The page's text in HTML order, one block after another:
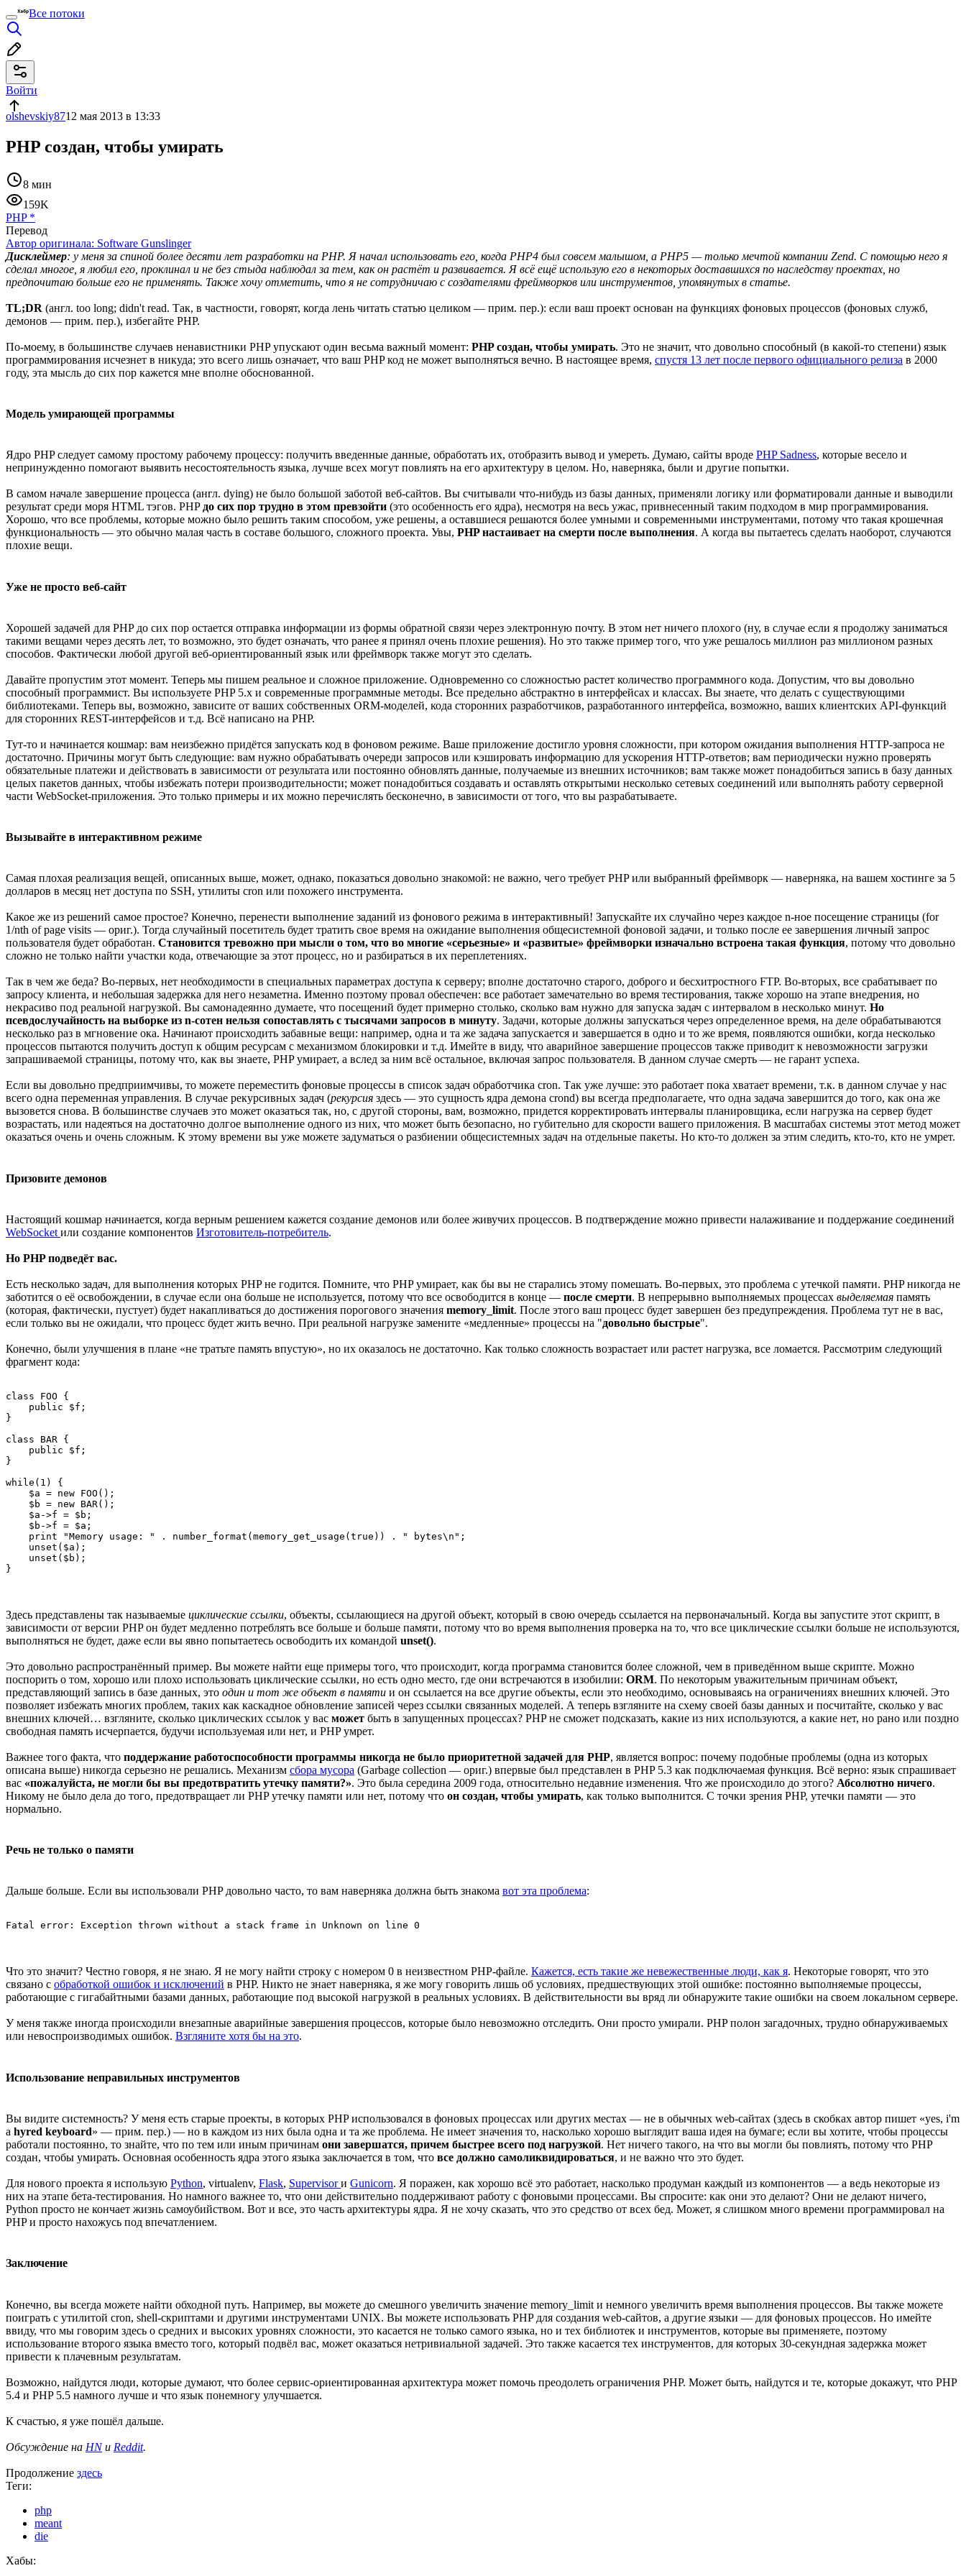
Все потоки
Войти
olshevskiy8712 мая 2013 в 13:33
PHP создан, чтобы умирать
8 мин
159K
PHP*
Перевод
Автор оригинала: Software Gunslinger
Дисклеймер: у меня за спиной более десяти лет разработки на PHP. Я начал использовать его, когда PHP4 был совсем малышом, а PHP5 — только мечтой компании Zend. С помощью него я
сделал многое, я любил его, проклинал и не без стыда наблюдал за тем, как он растёт и развивается. Я всё ещё использую его в некоторых доставшихся по наследству проектах, но
предпочитаю больше его не применять. Также хочу отметить, что я не сотрудничаю с создателями фреймворков или инструментов, упомянутых в статье.
TL;DR (англ. too long; didn't read. Так, в частности, говорят, когда лень читать статью целиком — прим. пер.): если ваш проект основан на функциях фоновых процессов (фоновых служб,
демонов — прим. пер.), избегайте PHP.
По-моему, в большинстве случаев ненавистники PHP упускают один весьма важный момент: PHP создан, чтобы умирать. Это не значит, что довольно способный (в какой-то степени) язык
программирования исчезнет в никуда; это всего лишь означает, что ваш PHP код не может выполняться вечно. В настоящее время, спустя 13 лет после первого официального релиза в 2000
году, эта мысль до сих пор кажется мне вполне обоснованной.
Модель умирающей программы
Ядро PHP следует самому простому рабочему процессу: получить введенные данные, обработать их, отобразить вывод и умереть. Думаю, сайты вроде PHP Sadness, которые весело и
непринужденно помогают выявить несостоятельность языка, лучше всех могут повлиять на его архитектуру в целом. Но, наверняка, были и другие попытки.
В самом начале завершение процесса (англ. dying) не было большой заботой веб-сайтов. Вы считывали что-нибудь из базы данных, применяли логику или форматировали данные и выводили
результат среди моря HTML тэгов. PHP до сих пор трудно в этом превзойти (это особенность его ядра), несмотря на весь ужас, привнесенный таким подходом в мир программирования.
Хорошо, что все проблемы, которые можно было решить таким способом, уже решены, а оставшиеся решаются более умными и современными инструментами, потому что такая крошечная
функциональность — это обычно малая часть в составе большого, сложного проекта. Увы, PHP настаивает на смерти после выполнения. А когда вы пытаетесь сделать наоборот, случаются
плохие вещи.
Уже не просто веб-сайт
Хорошей задачей для PHP до сих пор остается отправка информации из формы обратной связи через электронную почту. В этом нет ничего плохого (ну, в случае если я продолжу заниматься
такими вещами через десять лет, то возможно, это будет означать, что ранее я принял очень плохие решения). Но это также пример того, что уже решалось миллион раз миллионом разных
способов. Фактически любой другой веб-ориентированный язык или фреймворк также могут это сделать.
Давайте пропустим этот момент. Теперь мы пишем реальное и сложное приложение. Одновременно со сложностью растет количество программного кода. Допустим, что вы довольно
способный программист. Вы используете PHP 5.x и современные программные методы. Все предельно абстрактно в интерфейсах и классах. Вы знаете, что делать с существующими
библиотеками. Теперь вы, возможно, зависите от ваших собственных ORM-моделей, кода сторонних разработчиков, разработанного интерфейса, возможно, ваших клиентских API-функций
для сторонних REST-интерфейсов и т.д. Всё написано на PHP.
Тут-то и начинается кошмар: вам неизбежно придётся запускать код в фоновом режиме. Ваше приложение достигло уровня сложности, при котором ожидания выполнения HTTP-запроса не
достаточно. Причины могут быть следующие: вам нужно обрабатывать очереди запросов или кэшировать информацию для ускорения HTTP-ответов; вам периодически нужно проверять
обязательные платежи и действовать в зависимости от результата или постоянно обновлять данные, получаемые из внешних источников; вам также может понадобиться запись в базу данных
целых пакетов данных, чтобы избежать потери производительности; может понадобиться создавать и оставлять открытыми несколько сетевых соединений или выполнять работу серверной
части WebSocket-приложения. Это только примеры и их можно перечислять бесконечно, в зависимости от того, что вы разрабатываете.
Вызывайте в интерактивном режиме
Самая плохая реализация вещей, описанных выше, может, однако, показаться довольно знакомой: не важно, чего требует PHP или выбранный фреймворк — наверняка, на вашем хостинге за 5
долларов в месяц нет доступа по SSH, утилиты cron или похожего инструмента.
Какое же из решений самое простое? Конечно, перенести выполнение заданий из фонового режима в интерактивный! Запускайте их случайно через каждое n-ное посещение страницы (for
1/nth of page visits — ориг.). Тогда случайный посетитель будет тратить свое время на ожидание выполнения общесистемной фоновой задачи, и только после ее завершения личный запрос
пользователя будет обработан. Становится тревожно при мысли о том, что во многие «серьезные» и «развитые» фреймворки изначально встроена такая функция, потому что довольно
сложно не только найти участки кода, отвечающие за этот процесс, но и разбираться в их переплетениях.
Так в чем же беда? Во-первых, нет необходимости в специальных параметрах доступа к серверу; вполне достаточно старого, доброго и бесхитростного FTP. Во-вторых, все срабатывает по
запросу клиента, и небольшая задержка для него незаметна. Именно поэтому провал обеспечен: все работает замечательно во время тестирования, также хорошо на этапе внедрения, но
некрасиво под реальной нагрузкой. Вы самонадеянно думаете, что посещений будет примерно столько, сколько вам нужно для запуска задач с интервалом в несколько минут. Но
псевдослучайность на выборке из n-сотен нельзя сопоставлять с тысячами запросов в минуту. Задачи, которые должны запускаться через определенное время, на деле обрабатываются
несколько раз в мгновение ока. Начинают происходить забавные вещи: например, одна и та же задача запускается и завершается в одно и то же время, появляются ошибки, когда несколько
процессов пытаются получить доступ к общим ресурсам с механизмом блокировки и т.д. Имейте в виду, что аварийное завершение процессов также приводит к невозможности загрузки
запрашиваемой страницы, потому что, как вы знаете, PHP умирает, а вслед за ним всё остальное, включая запрос пользователя. В данном случае смерть — не гарант успеха.
Если вы довольно предприимчивы, то можете переместить фоновые процессы в список задач обработчика cron. Так уже лучше: это работает пока хватает времени, т.к. в данном случае у нас
всего одна переменная управления. В случае рекурсивных задач (рекурсия здесь — это сущность ядра демона crond) вы всегда предполагаете, что одна задача завершится до того, как она же
вызовется снова. В большинстве случаев это может оказаться так, но, с другой стороны, вам, возможно, придется корректировать интервалы планировщика, если нагрузка на сервер будет
возрастать, или надеяться на достаточно долгое выполнение одного из них, что может быть безопасно, но губительно для скорости вашего приложения. В масштабах системы этот метод может
оказаться очень и очень сложным. К этому времени вы уже можете задуматься о разбиении общесистемных задач на отдельные пакеты. Но кто-то должен за этим следить, кто-то, кто не умрет.
Призовите демонов
Настоящий кошмар начинается, когда верным решением кажется создание демонов или более живучих процессов. В подтверждение можно привести налаживание и поддержание соединений
WebSocket или создание компонентов Изготовитель-потребитель.
Но PHP подведёт вас.
Есть несколько задач, для выполнения которых PHP не годится. Помните, что PHP умирает, как бы вы не старались этому помешать. Во-первых, это проблема с утечкой памяти. PHP никогда не
заботится о её освобождении, в случае если она больше не используется, потому что все освободится в конце — после смерти. В непрерывно выполняемых процессах выделяемая память
(которая, фактически, пустует) будет накапливаться до достижения порогового значения memory_limit. После этого ваш процесс будет завершен без предупреждения. Проблема тут не в вас,
если только вы не ожидали, что процесс будет жить вечно. При реальной нагрузке замените «медленные» процессы на "довольно быстрые".
Конечно, были улучшения в плане «не тратьте память впустую», но их оказалось не достаточно. Как только сложность возрастает или растет нагрузка, все ломается. Рассмотрим следующий
фрагмент кода:
class FOO {
    public $f;
}
class BAR {
    public $f;
}
while(1) {
    $a = new FOO();
    $b = new BAR();
    $a->f = $b;
    $b->f = $a;
    print "Memory usage: " . number_format(memory_get_usage(true)) . " bytes\n";
    unset($a);
    unset($b);
Здесь представлены так называемые циклические ссылки, объекты, ссылающиеся на другой объект, который в свою очередь ссылается на первоначальный. Когда вы запустите этот скрипт, в
зависимости от версии PHP он будет медленно потреблять все больше и больше памяти, потому что во время выполнения проверка на то, что все циклические ссылки больше не используются,
выполняться не будет, даже если вы явно попытаетесь освободить их командой unset().
Это довольно распространённый пример. Вы можете найти еще примеры того, что происходит, когда программа становится более сложной, чем в приведённом выше скрипте. Можно
поспорить о том, хорошо или плохо использовать циклические ссылки, но есть одно место, где они встречаются в изобилии: ORM. По некоторым уважительным причинам объект,
представляющий запись в базе данных, это один и тот же объект в памяти и он ссылается на все другие объекты, если это необходимо, основываясь на ограничениях внешних ключей. Это
позволяет избежать многих проблем, таких как каскадное обновление записей через ссылки связанных моделей. А теперь взгляните на схему своей базы данных и посчитайте, сколько у вас
внешних ключей… взгляните, сколько циклических ссылок у вас может быть в запущенных процессах? PHP не сможет подсказать, какие из них используются, а какие нет, но рано или поздно
свободная память исчерпается, будучи используемая или нет, и PHP умрет.
Важнее того факта, что поддержание работоспособности программы никогда не было приоритетной задачей для PHP, является вопрос: почему подобные проблемы (одна из которых
описана выше) никогда серьезно не решались. Механизм сбора мусора (Garbage collection — ориг.) впервые был представлен в PHP 5.3 как подключаемая функция. Всё верно: язык спрашивает
вас «пожалуйста, не могли бы вы предотвратить утечку памяти?». Это была середина 2009 года, относительно недавние изменения. Что же происходило до этого? Абсолютно ничего.
Никому не было дела до того, предотвращает ли PHP утечку памяти или нет, потому что он создан, чтобы умирать, как только выполнится. С точки зрения PHP, утечки памяти — это
нормально.
Речь не только о памяти
Дальше больше. Если вы использовали PHP довольно часто, то вам наверняка должна быть знакома вот эта проблема:
Что это значит? Честно говоря, я не знаю. Я не могу найти строку с номером 0 в неизвестном PHP-файле. Кажется, есть такие же невежественные люди, как я. Некоторые говорят, что это
связано с обработкой ошибок и исключений в PHP. Никто не знает наверняка, я же могу говорить лишь об условиях, предшествующих этой ошибке: постоянно выполняемые процессы,
работающие с гигабайтными базами данных, работающие под высокой нагрузкой в реальных условиях. В действительности вы вряд ли обнаружите такие ошибки на своем локальном сервере.
У меня также иногда происходили внезапные аварийные завершения процессов, которые было невозможно отследить. Они просто умирали. PHP полон загадочных, трудно обнаруживаемых
или невоспроизводимых ошибок. Взгляните хотя бы на это.
Использование неправильных инструментов
Вы видите системность? У меня есть старые проекты, в которых PHP использовался в фоновых процессах или других местах — не в обычных web-сайтах (здесь в скобках автор пишет «yes, i'm
a hyred keyboard» — прим. пер.) — но в каждом из них была одна и та же проблема. Не имеет значения то, насколько хорошо выглядит ваша идея на бумаге; если вы хотите, чтобы процессы
работали постоянно, то знайте, что по тем или иным причинам они завершатся, причем быстрее всего под нагрузкой. Нет ничего такого, на что вы могли бы повлиять, потому что PHP
создан, чтобы умирать. Основная особенность ядра этого языка заключается в том, что все должно самоликвидироваться, и не важно что это будет.
Для нового проекта я использую Python, virtualenv, Flask, Supervisorи Gunicorn. Я поражен, как хорошо всё это работает, насколько продуман каждый из компонентов — а ведь некоторые из
них на этапе бета-тестирования. Но намного важнее то, что они действительно поддерживают работу с фоновыми процессами. Вы спросите: как они это делают? Они не делают ничего,
Python просто не кончает жизнь самоубийством. Вот и все, это часть архитектуры ядра. Я не хочу сказать, что это средство от всех бед. Может, я слишком много времени программировал на
PHP и просто нахожусь под впечатлением.
Заключение
Конечно, вы всегда можете найти обходной путь. Например, вы можете до смешного увеличить значение memory_limit и немного увеличить время выполнения процессов. Вы также можете
поиграть с утилитой cron, shell-скриптами и другими инструментами UNIX. Вы можете использовать PHP для создания web-сайтов, а другие языки — для фоновых процессов. Но имейте
ввиду, что мы говорим здесь о средних и высоких уровнях сложности, это касается не только самого языка, но и тех библиотек и инструментов, которые вы применяете, поэтому
использование второго языка вместо того, который подвёл вас, может оказаться нетривиальной задачей. Это также касается тех инструментов, для которых 30-секундная задержка может
привести к плачевным результатам.
Возможно, найдутся люди, которые думают, что более сервис-ориентированная архитектура может помочь преодолеть ограничения PHP. Может быть, найдутся и те, которые докажут, что PHP
5.4 и PHP 5.5 намного лучше и что язык понемногу улучшается.
К счастью, я уже пошёл дальше.
Обсуждение на HNи Reddit.
Продолжение здесь
Теги:
php
meant
die
Хабы: